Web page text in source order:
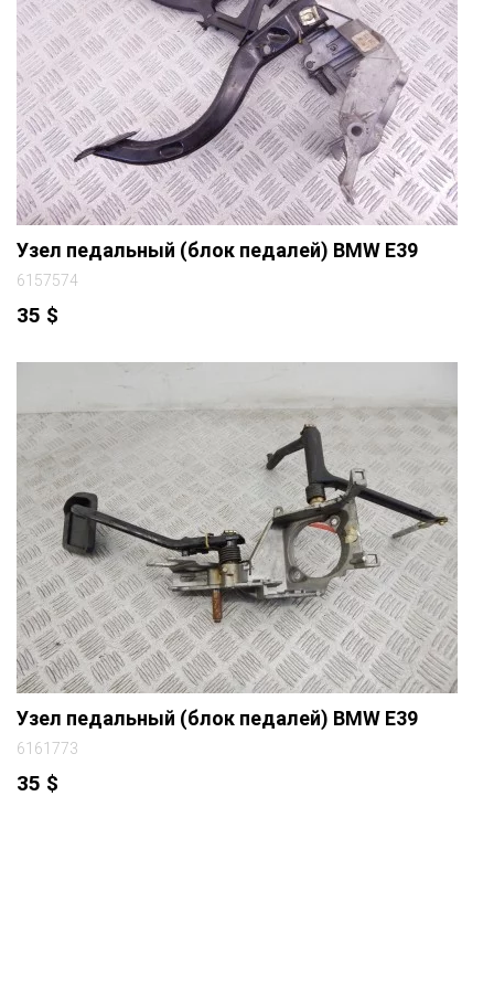
Узел педальный (блок педалей) BMW E39
6157574
35 $
Узел педальный (блок педалей) BMW E39
6161773
35 $